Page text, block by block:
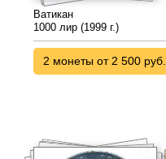
Ватикан
1000 лир (1999 г.)
2 монеты от 2 500 руб.